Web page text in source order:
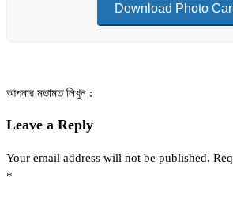
Download Photo
আপনার মতামত লিখুন :
Leave a Reply
Your email address will not be published.
*